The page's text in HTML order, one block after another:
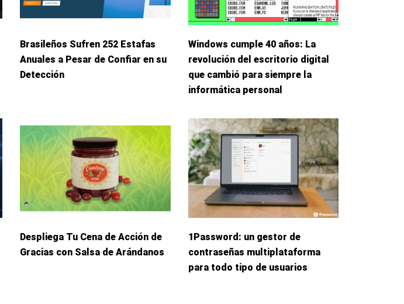
Brasileños Sufren 252 Estafas
Anuales a Pesar de Confiar en su
Detección
Windows cumple 40 años: La
revolución del escritorio digital
que cambió para siempre la
informática personal
Despliega Tu Cena de Acción de
Gracias con Salsa de Arándanos
1Password: un gestor de
contraseñas multiplataforma
para todo tipo de usuarios